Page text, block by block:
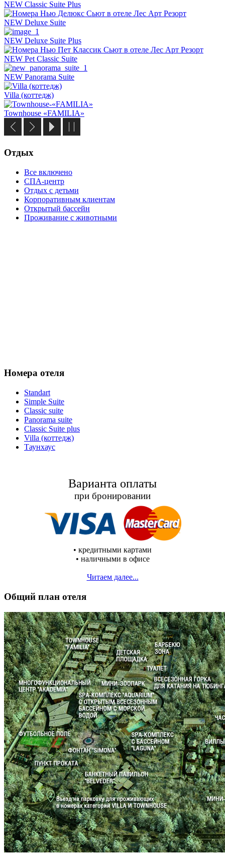
NEW Classic Suite Plus
NEW Deluxe Suite
NEW Deluxe Suite Plus
NEW Pet Classic Suite
NEW Panorama Suite
Villa (коттедж)
Townhouse «FAMILIA»
Отдых
Все включено
СПА-центр
Отдых с детьми
Корпоративным клиентам
Открытый бассейн
Проживание с животными
Номера отеля
Standart
Simple Suite
Classic suite
Panorama suite
Classic Suite plus
Villa (коттедж)
Таунхаус
Варианта оплаты
при бронировании
• кредитными картами
• наличными в офисе
Читаем далее...
Общий план отеля